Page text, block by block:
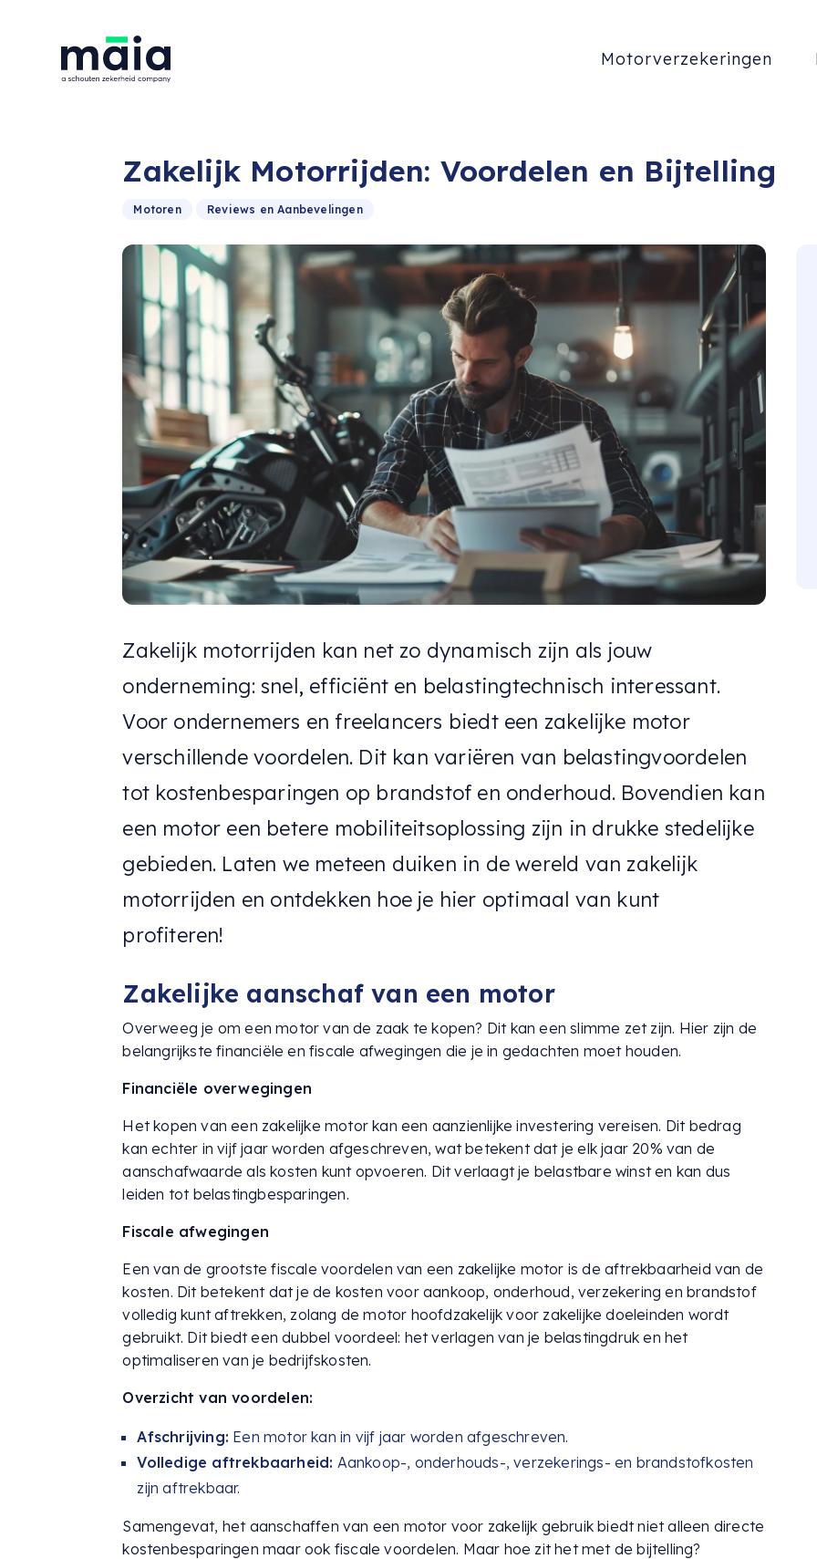
Motorverzekeringen
Zakelijk Motorrijden: Voordelen en Bijtelling
Motoren Reviews en Aanbevelingen
Zakelijk motorrijden kan net zo dynamisch zijn als jouw
onderneming: snel, efficiënt en belastingtechnisch interessant.
Voor ondernemers en freelancers biedt een zakelijke motor
verschillende voordelen. Dit kan variëren van belastingvoordelen
tot kostenbesparingen op brandstof en onderhoud. Bovendien kan
een motor een betere mobiliteitsoplossing zijn in drukke stedelijke
gebieden. Laten we meteen duiken in de wereld van zakelijk
motorrijden en ontdekken hoe je hier optimaal van kunt
profiteren!
Zakelijke aanschaf van een motor
Overweeg je om een motor van de zaak te kopen? Dit kan een slimme zet zijn. Hier zijn de
belangrijkste financiële en fiscale afwegingen die je in gedachten moet houden.
Financiële overwegingen
Het kopen van een zakelijke motor kan een aanzienlijke investering vereisen. Dit bedrag
kan echter in vijf jaar worden afgeschreven, wat betekent dat je elk jaar 20% van de
aanschafwaarde als kosten kunt opvoeren. Dit verlaagt je belastbare winst en kan dus
leiden tot belastingbesparingen.
Fiscale afwegingen
Een van de grootste fiscale voordelen van een zakelijke motor is de aftrekbaarheid van de
kosten. Dit betekent dat je de kosten voor aankoop, onderhoud, verzekering en brandstof
volledig kunt aftrekken, zolang de motor hoofdzakelijk voor zakelijke doeleinden wordt
gebruikt. Dit biedt een dubbel voordeel: het verlagen van je belastingdruk en het
optimaliseren van je bedrijfskosten.
Overzicht van voordelen:
Afschrijving: Een motor kan in vijf jaar worden afgeschreven.
Volledige aftrekbaarheid: Aankoop-, onderhouds-, verzekerings- en brandstofkosten
zijn aftrekbaar.
Samengevat, het aanschaffen van een motor voor zakelijk gebruik biedt niet alleen directe
kostenbesparingen maar ook fiscale voordelen. Maar hoe zit het met de bijtelling?